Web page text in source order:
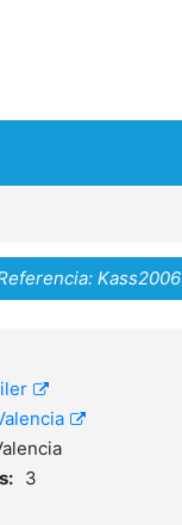
Kass2006
3